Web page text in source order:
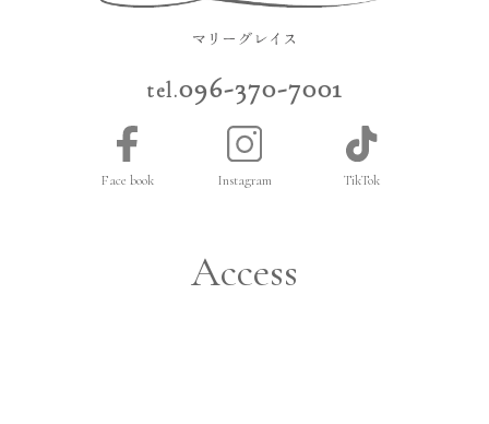
tel.096-370-7001
Face book Instagram TikTok
Access